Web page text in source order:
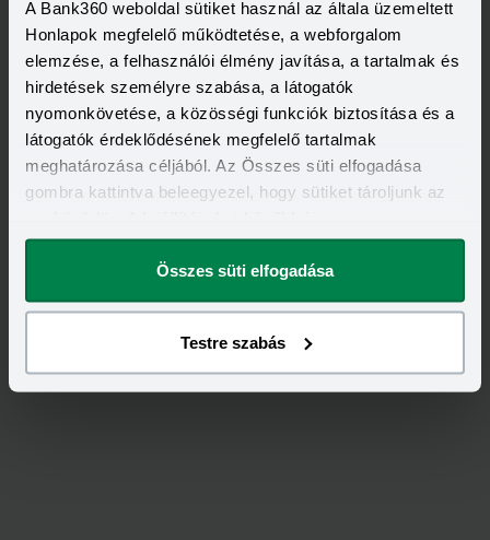
A Bank360 weboldal sütiket használ az általa üzemeltett
Honlapok megfelelő működtetése, a webforgalom
elemzése, a felhasználói élmény javítása, a tartalmak és
hirdetések személyre szabása, a látogatók
nyomonkövetése, a közösségi funkciók biztosítása és a
látogatók érdeklődésének megfelelő tartalmak
meghatározása céljából. Az Összes süti elfogadása
gombra kattintva beleegyezel, hogy sütiket tároljunk az
megváltoztathatod.
Összes süti elfogadása
Testre szabás
Értékeldaz UNIQA-ot!